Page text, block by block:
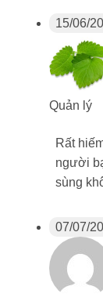
15/06/
Quản lý
Rất
người
sùng
07/07/